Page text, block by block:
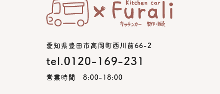
愛知県豊田市高岡町西川前66-2
tel.0120-169-231
営業時間 8:00-18:00